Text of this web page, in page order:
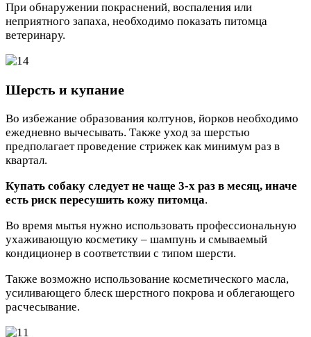
При обнаружении покраснений, воспаления или
неприятного запаха, необходимо показать питомца
ветеринару.
Шерсть и купание
Во избежание образования колтунов, йорков необходимо
ежедневно вычесывать. Также уход за шерстью
предполагает проведение стрижек как минимум раз в
квартал.
Купать собаку следует не чаще 3-х раз в месяц, иначе
есть риск пересушить кожу питомца.
Во время мытья нужно использовать профессиональную
ухаживающую косметику – шампунь и смываемый
кондиционер в соответствии с типом шерсти.
Также возможно использование косметического масла,
усиливающего блеск шерстного покрова и облегающего
расчесывание.